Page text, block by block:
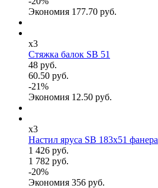
Экономия 177.70 руб.
x3
Стяжка балок SB 51
48 руб.
60.50 руб.
-21%
Экономия 12.50 руб.
x3
Настил яруса SB 183х51 фанера
1 426 руб.
1 782 руб.
-20%
Экономия 356 руб.